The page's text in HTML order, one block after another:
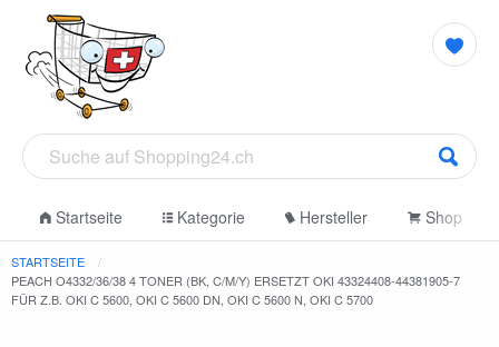
Startseite Kategorie Hersteller Shop
STARTSEITE
PEACH O4332/36/38 4 TONER (BK, C/M/Y) ERSETZT OKI 43324408-44381905-7
FÜR Z.B. OKI C 5600, OKI C 5600 DN, OKI C 5600 N, OKI C 5700